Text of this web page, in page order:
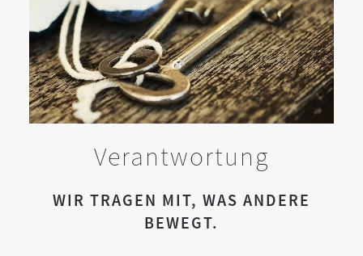
Verantwortung
WIR TRAGEN MIT, WAS ANDERE
BEWEGT.